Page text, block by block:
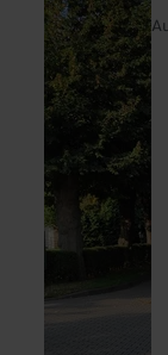
Erlebnisraum
Römerstraße